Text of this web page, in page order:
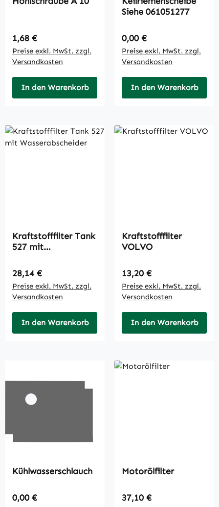
Regulärer Preis:
1,68 €
Preise exkl. MwSt. zzgl.
Versandkosten
In den Warenkorb
Siehe 061051277
Regulärer Preis:
0,00 €
Preise exkl. MwSt. zzgl.
Versandkosten
In den Warenkorb
Kraftstofffilter Tank
527 mit
Regulärer Preis:
28,14 €
Preise exkl. MwSt. zzgl.
Versandkosten
In den Warenkorb
Kraftstofffilter
VOLVO
Regulärer Preis:
13,20 €
Preise exkl. MwSt. zzgl.
Versandkosten
In den Warenkorb
Kühlwasserschlauch
Regulärer Preis:
0,00 €
Motorölfilter
Regulärer Preis:
37,10 €